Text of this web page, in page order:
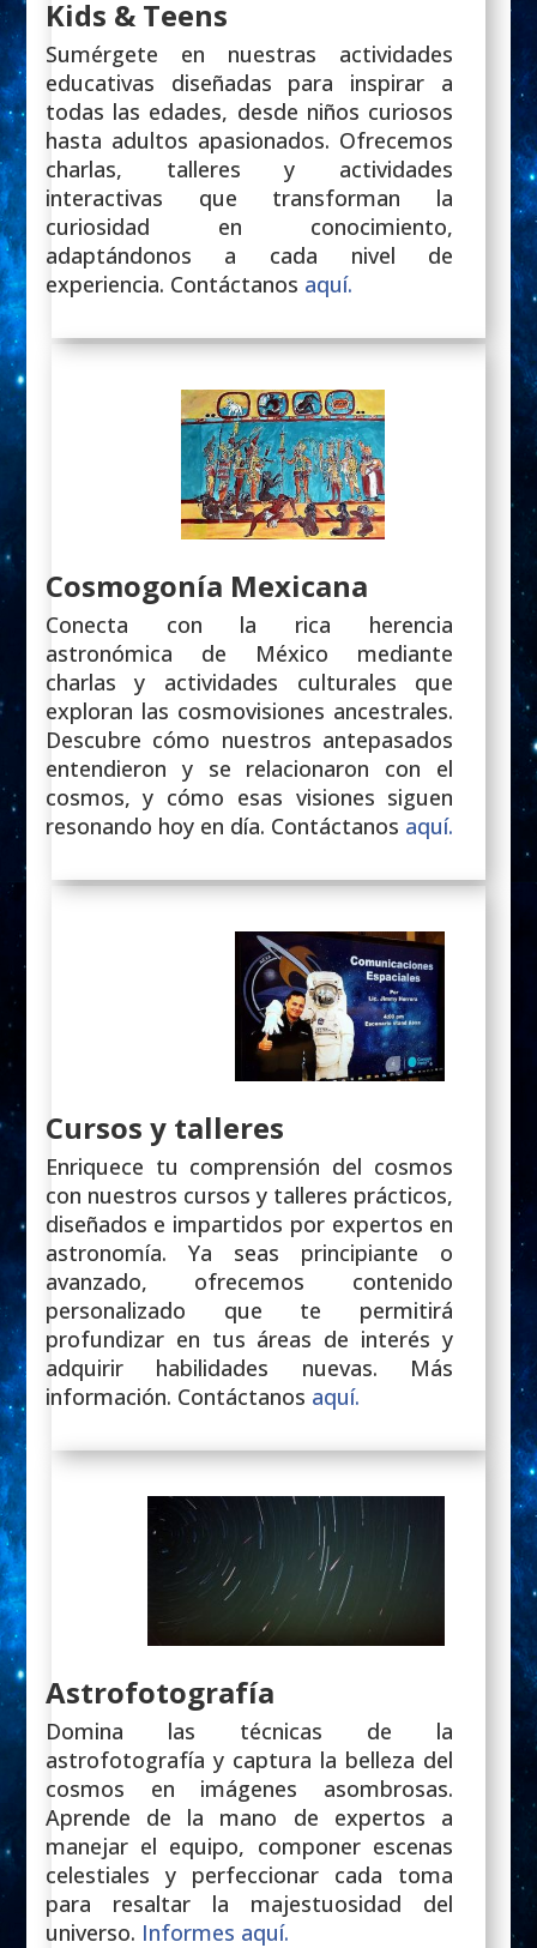
Kids & Teens
Sumérgete en nuestras actividades
educativas diseñadas para inspirar a
todas las edades, desde niños curiosos
hasta adultos apasionados. Ofrecemos
charlas, talleres y actividades
interactivas que transforman la
curiosidad en conocimiento,
adaptándonos a cada nivel de
experiencia. Contáctanos aquí.
Cosmogonía Mexicana
Conecta con la rica herencia
astronómica de México mediante
charlas y actividades culturales que
exploran las cosmovisiones ancestrales.
Descubre cómo nuestros antepasados
entendieron y se relacionaron con el
cosmos, y cómo esas visiones siguen
resonando hoy en día. Contáctanos aquí.
Cursos y talleres
Enriquece tu comprensión del cosmos
con nuestros cursos y talleres prácticos,
diseñados e impartidos por expertos en
astronomía. Ya seas principiante o
avanzado, ofrecemos contenido
personalizado que te permitirá
profundizar en tus áreas de interés y
adquirir habilidades nuevas. Más
información. Contáctanos aquí.
Astrofotografía
Domina las técnicas de la
astrofotografía y captura la belleza del
cosmos en imágenes asombrosas.
Aprende de la mano de expertos a
manejar el equipo, componer escenas
celestiales y perfeccionar cada toma
para resaltar la majestuosidad del
universo. Informes aquí.